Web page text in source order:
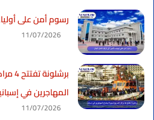
رسوم أمن على
11/07/2026
المهاجرين في
11/07/2026